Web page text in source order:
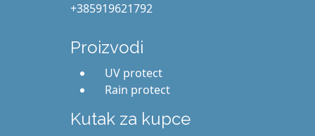
+385919621792
Proizvodi
UV protect
Rain protect
Kutak za kupce